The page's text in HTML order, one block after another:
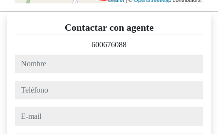
Contactar con agente
600676088
nombre
teléfono
e-mail